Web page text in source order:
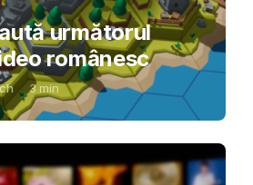
următorul
românesc
3min